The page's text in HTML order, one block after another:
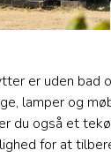
er uden bad
lamper og
du også et
for at